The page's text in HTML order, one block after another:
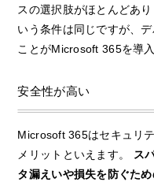
スの選択肢がほとんどあ
いう条件は同じですが、
ことがMicrosoft 365を導
安全性が高い
Microsoft 365はセキュリ
メリットといえます。
ス
タ漏えいや損失を防ぐた